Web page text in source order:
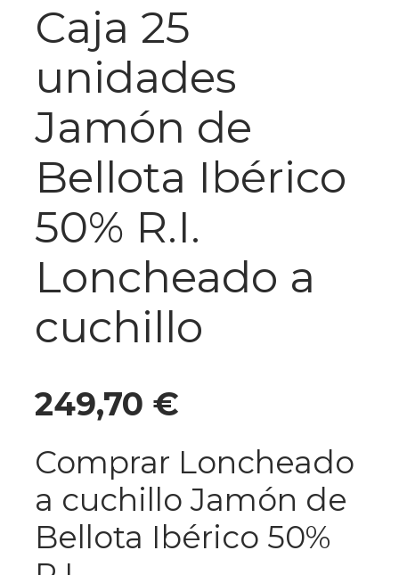
Caja 25
unidades
Jamón de
Bellota Ibérico
50% R.I.
Loncheado a
cuchillo
249,70 €
Comprar Loncheado
a cuchillo Jamón de
Bellota Ibérico 50%